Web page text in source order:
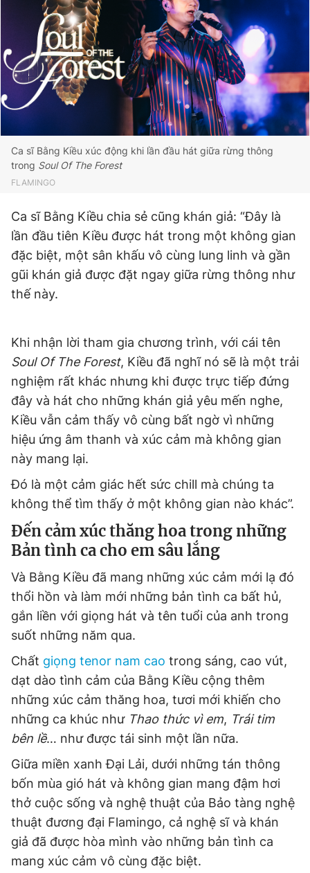
Ca sĩ Bằng Kiều xúc động khi lần đầu hát giữa rừng thông
trong Soul Of The Forest
FLAMINGO
Ca sĩ Bằng Kiều chia sẻ cũng khán giả: “Đây là
lần đầu tiên Kiều được hát trong một không gian
đặc biệt, một sân khấu vô cùng lung linh và gần
gũi khán giả được đặt ngay giữa rừng thông như
thế này.
Khi nhận lời tham gia chương trình, với cái tên
Soul Of The Forest, Kiều đã nghĩ nó sẽ là một trải
nghiệm rất khác nhưng khi được trực tiếp đứng
đây và hát cho những khán giả yêu mến nghe,
Kiều vẫn cảm thấy vô cùng bất ngờ vì những
hiệu ứng âm thanh và xúc cảm mà không gian
này mang lại.
Đó là một cảm giác hết sức chill mà chúng ta
không thể tìm thấy ở một không gian nào khác”.
Đến cảm xúc thăng hoa trong những
Bản tình ca cho em sâu lắng
Và Bằng Kiều đã mang những xúc cảm mới lạ đó
thổi hồn và làm mới những bản tình ca bất hủ,
gắn liền với giọng hát và tên tuổi của anh trong
suốt những năm qua.
Chất giọng tenor nam cao trong sáng, cao vút,
dạt dào tình cảm của Bằng Kiều cộng thêm
những xúc cảm thăng hoa, tươi mới khiến cho
những ca khúc như Thao thức vì em, Trái tim
bên lề… như được tái sinh một lần nữa.
Giữa miền xanh Đại Lải, dưới những tán thông
bốn mùa gió hát và không gian mang đậm hơi
thở cuộc sống và nghệ thuật của Bảo tàng nghệ
thuật đương đại Flamingo, cả nghệ sĩ và khán
giả đã được hòa mình vào những bản tình ca
mang xúc cảm vô cùng đặc biệt.